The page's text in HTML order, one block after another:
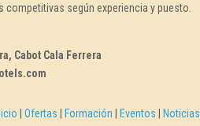
según experiencia y puesto.
Cabot Cala Ferrera
|Ofertas |Formación |Eventos |Noticias